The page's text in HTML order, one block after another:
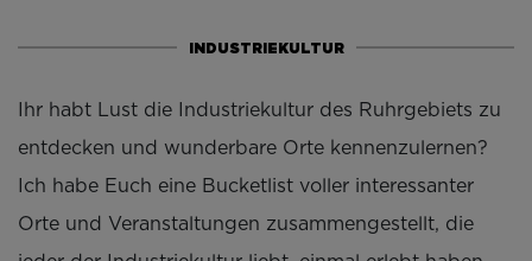
INDUSTRIEKULTUR
Ihr habt Lust die Industriekultur des Ruhrgebiets zu
entdecken und wunderbare Orte kennenzulernen?
Ich habe Euch eine Bucketlist voller interessanter
Orte und Veranstaltungen zusammengestellt, die